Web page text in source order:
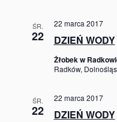
ŚR.
22 DZIEŃ WODY
22 marca 2017
Żłobek w
Radków,
ŚR.
22 DZIEŃ WODY
22 marca 2017